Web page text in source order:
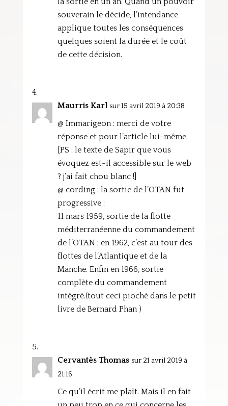
souverain le décide, l’intendance
applique toutes les conséquences
quelques soient la durée et le coût
de cette décision.
Maurris Karl sur 15 avril 2019 à 20:38
@ Immarigeon : merci de votre
réponse et pour l’article lui-même.
[PS : le texte de Sapir que vous
évoquez est-il accessible sur le web
? j’ai fait chou blanc !]
@ cording : la sortie de l’OTAN fut
progressive :
11 mars 1959, sortie de la flotte
méditerranéenne du commandement
de l’OTAN ; en 1962, c’est au tour des
flottes de l’Atlantique et de la
Manche. Enfin en 1966, sortie
complète du commandement
intégré.(tout ceci pioché dans le petit
livre de Bernard Phan )
Cervantès Thomas sur 21 avril 2019 à
21:16
Ce qu’il écrit me plaît. Mais il en fait